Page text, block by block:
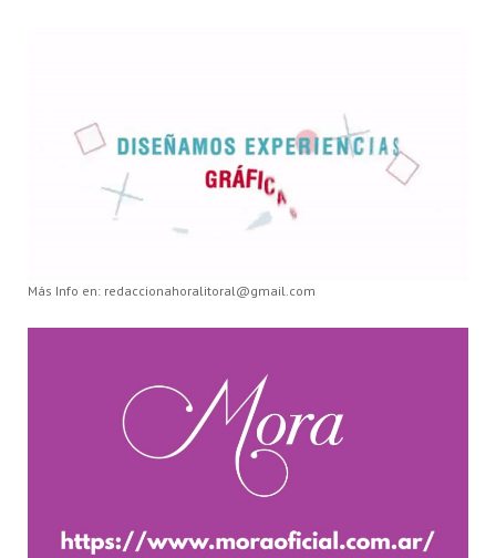
Más Info en: redaccionahoralitoral@gmail.com